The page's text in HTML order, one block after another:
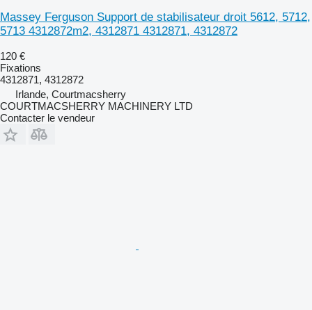
Massey Ferguson Support de stabilisateur droit 5612, 5712,
5713 4312872m2, 4312871 4312871, 4312872
120 €
Fixations
4312871, 4312872
Irlande, Courtmacsherry
COURTMACSHERRY MACHINERY LTD
Contacter le vendeur